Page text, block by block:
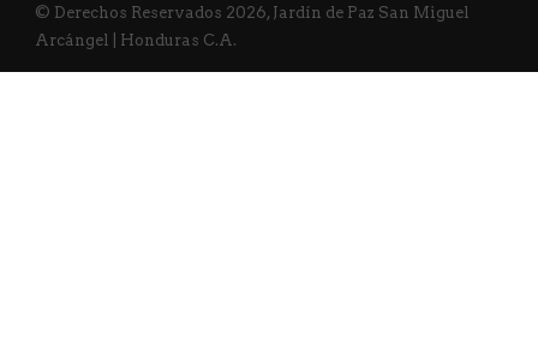
© Derechos Reservados 2026, Jardín de Paz San Miguel
Arcángel | Honduras C.A.